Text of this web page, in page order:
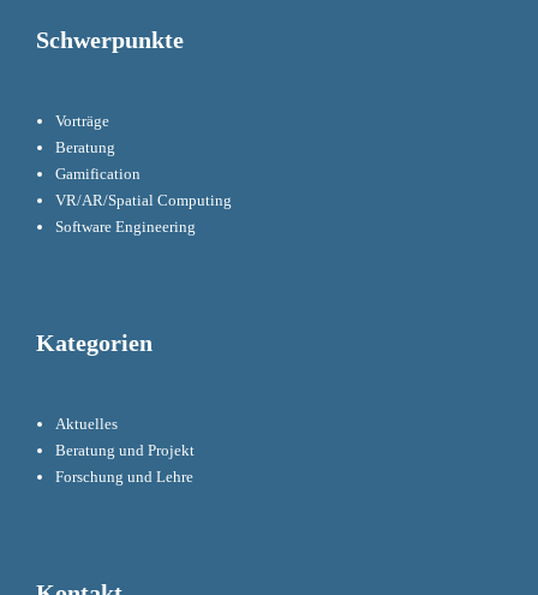
Schwerpunkte
Vorträge
Beratung
Gamification
VR/AR/Spatial Computing
Software Engineering
Kategorien
Aktuelles
Beratung und Projekt
Forschung und Lehre